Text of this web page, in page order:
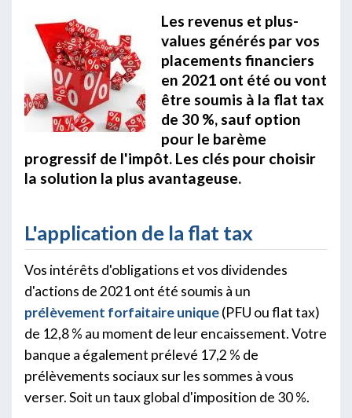
Les revenus et plus-
values générés par vos
placements financiers
en 2021 ont été ou vont
être soumis à la flat tax
de 30 %, sauf option
pour le barème
progressif de l'impôt. Les clés pour choisir
la solution la plus avantageuse.
L'application de la flat tax
Vos intérêts d'obligations et vos dividendes
d'actions de 2021 ont été soumis à un
prélèvement forfaitaire unique(PFU ou flat tax)
de 12,8 % au moment de leur encaissement. Votre
banque a également prélevé 17,2 % de
prélèvements sociaux sur les sommes à vous
verser. Soit un taux global d'imposition de 30 %.